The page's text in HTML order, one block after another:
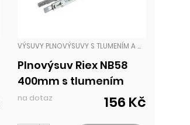
VÝSUVY PLNOVÝSUVY S TLUMENÍM A DOTAHEM
Plnovýsuv Riex NB58
400mm s tlumením
35kg H45 chrom
na dotaz 156 Kč